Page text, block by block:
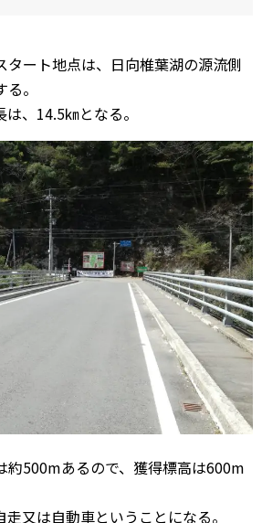
タート地点は、日向椎葉湖の源流側
。
、14.5㎞となる。
約500mあるので、獲得標高は600m
又は自動車ということになる。